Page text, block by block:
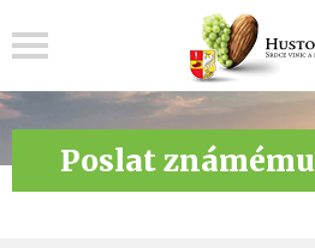
Poslat známému